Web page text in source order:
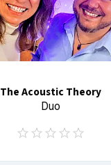
The Acoustic Theory
Duo